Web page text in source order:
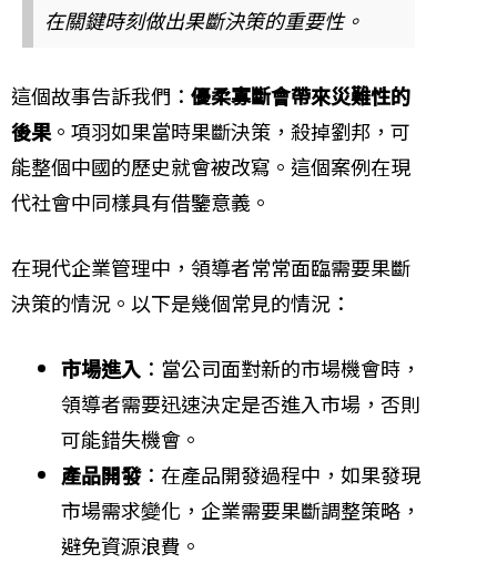
在關鍵時刻做出果斷決策的重要性。
這個故事告訴我們： 優柔寡斷會帶來災難性的
後果 。項羽如果當時果斷決策，殺掉劉邦，可
能整個中國的歷史就會被改寫。這個案例在現
代社會中同樣具有借鑒意義。
在現代企業管理中，領導者常常面臨需要果斷
決策的情況。以下是幾個常見的情況：
市場進入 ：當公司面對新的市場機會時，
領導者需要迅速決定是否進入市場，否則
可能錯失機會。
產品開發：在產品開發過程中，如果發現
市場需求變化，企業需要果斷調整策略，
避免資源浪費。